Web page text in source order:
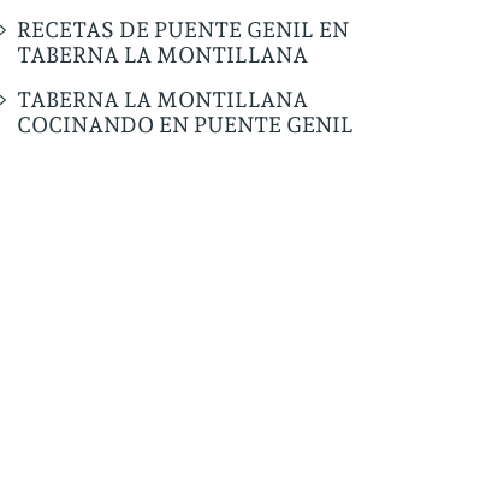
RECETAS DE PUENTE GENIL EN
TABERNA LA MONTILLANA
TABERNA LA MONTILLANA
COCINANDO EN PUENTE GENIL